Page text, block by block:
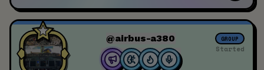
beni (Sinem) bulabilir, uygun bir masaya
yönlendiririm. 📍 18 yaş ve üzeri katılımcılar
@airbus-a380 GROUP
Started